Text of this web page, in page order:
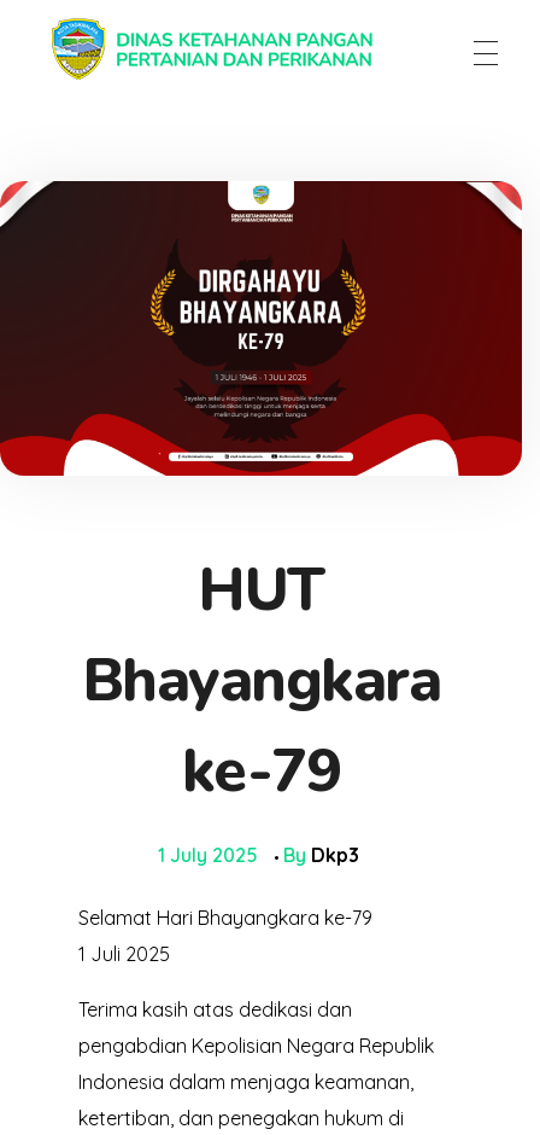
HUT
Bhayangkara
ke-79
1 July 2025 By Dkp3
Selamat Hari Bhayangkara ke-79
1 Juli 2025
Terima kasih atas dedikasi dan
pengabdian Kepolisian Negara Republik
Indonesia dalam menjaga keamanan,
ketertiban, dan penegakan hukum di